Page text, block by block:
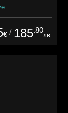
€ / 185.80
лв.